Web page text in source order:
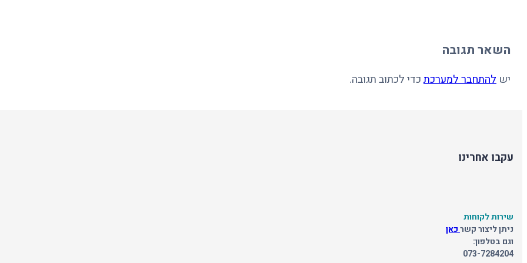
השאר תגובה
יש להתחבר למערכתכדי לכתוב תגובה.
עקבו אחרינו
שירות לקוחות
ניתן ליצור קשרכאן
וגם בטלפון:
073-7284204